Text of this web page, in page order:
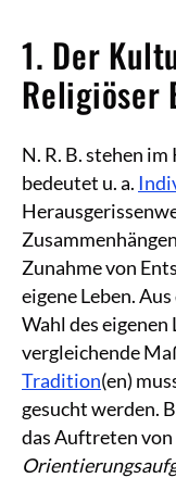
1. Der
Religiöser
N. R. B. stehen
bedeutet u. a.
Zunahme von
eigene Leben.
Wahl des
vergleichende
Tradition(en)
gesucht werden.
das Auftreten von